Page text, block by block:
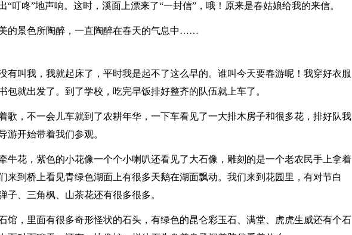
“叮咚”地声响。这时，溪面上漂来了“一封信”，哦！原来是春姑娘给我的来信。
的景色所陶醉，一直陶醉在春天的气息中……
有叫我，我就起床了，平时我是起不了这么早的。谁叫今天要春游呢！我穿好衣服
包就出发了。到了学校，吃完早饭排好整齐的队伍就上车了。
歌，不一会儿车就到了农耕年华，一下车看见了一大排木房子和很多花，排好队我
游开始带着我们参观。
牛花，紫色的小花像一个个小喇叭还看见了大石像，雕刻的是一个老农民手上拿着
来到桥上看见青绿色湖面上有很多天鹅在湖面飘动。我们来到花园里，有对节白
子、三角枫、山茶花还有很多很多。
馆，里面有很多奇形怪状的石头，有绿色的昆仑彩玉石、满堂、虎虎生威还有个石